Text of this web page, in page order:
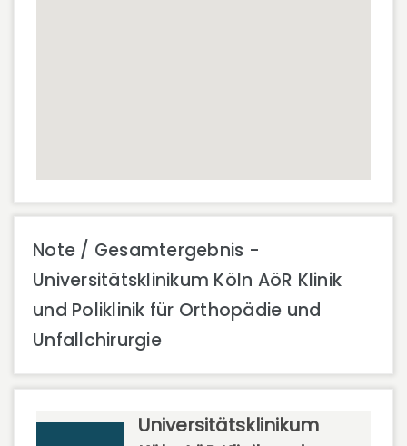
Note / Gesamtergebnis -
Universitätsklinikum Köln AöR Klinik
und Poliklinik für Orthopädie und
Unfallchirurgie
Universitätsklinikum